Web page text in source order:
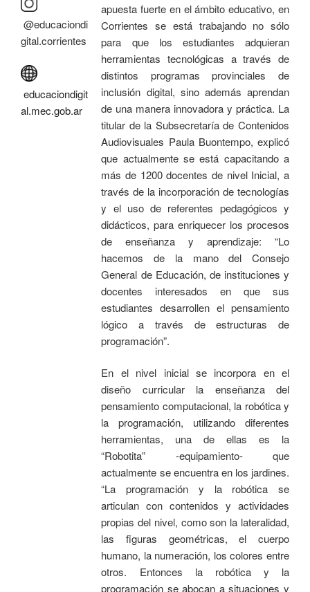
apuesta fuerte en el ámbito educativo, en
Corrientes se está trabajando no sólo
para que los estudiantes adquieran
herramientas tecnológicas a través de
distintos programas provinciales de
inclusión digital, sino además aprendan
de una manera innovadora y práctica. La
titular de la Subsecretaría de Contenidos
Audiovisuales Paula Buontempo, explicó
que actualmente se está capacitando a
más de 1200 docentes de nivel Inicial, a
través de la incorporación de tecnologías
y el uso de referentes pedagógicos y
didácticos, para enriquecer los procesos
de enseñanza y aprendizaje: “Lo
hacemos de la mano del Consejo
General de Educación, de instituciones y
docentes interesados en que sus
estudiantes desarrollen el pensamiento
lógico a través de estructuras de
programación”.
En el nivel inicial se incorpora en el
diseño curricular la enseñanza del
pensamiento computacional, la robótica y
la programación, utilizando diferentes
herramientas, una de ellas es la
“Robotita” -equipamiento- que
actualmente se encuentra en los jardines.
“La programación y la robótica se
articulan con contenidos y actividades
propias del nivel, como son la lateralidad,
las figuras geométricas, el cuerpo
humano, la numeración, los colores entre
otros. Entonces la robótica y la
programación se abocan a situaciones y
@educaciondi
gital.corrientes
educaciondigit
al.mec.gob.ar